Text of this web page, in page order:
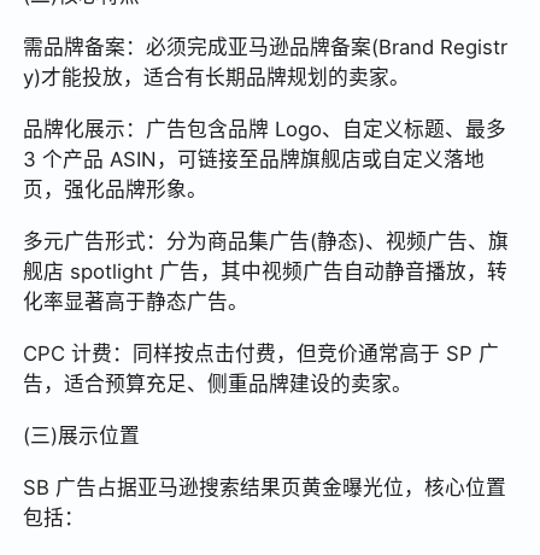
需品牌备案：必须完成亚马逊品牌备案(Brand Registr
y)才能投放，适合有长期品牌规划的卖家。
品牌化展示：广告包含品牌 Logo、自定义标题、最多
3 个产品 ASIN，可链接至品牌旗舰店或自定义落地
页，强化品牌形象。
多元广告形式：分为商品集广告(静态)、视频广告、旗
舰店 spotlight 广告，其中视频广告自动静音播放，转
化率显著高于静态广告。
CPC 计费：同样按点击付费，但竞价通常高于 SP 广
告，适合预算充足、侧重品牌建设的卖家。
(三)展示位置
SB 广告占据亚马逊搜索结果页黄金曝光位，核心位置
包括：